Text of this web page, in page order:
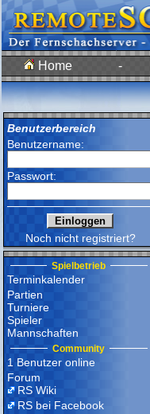
Home -
Benutzerbereich
Benutzername:
Passwort:
Noch nicht registriert?
Spielbetrieb
Terminkalender
Partien
Turniere
Spieler
Mannschaften
Community
1 Benutzer online
Forum
RS Wiki
RS bei Facebook